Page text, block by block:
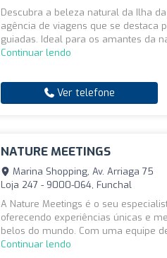
Descubra a beleza natural da Ilha
agência de viagens que se destaca
guiadas. Ideal para os amantes da
Continuar lendo
Ver telefone
NATURE MEETINGS
Marina Shopping, Av. Arriaga 75
Loja 247 - 9000-064, Funchal
A Nature Meetings é o seu
oferecendo experiências únicas e
belos do mundo. Com uma equipe
Continuar lendo